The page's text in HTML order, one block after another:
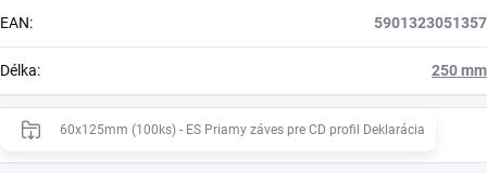
EAN: 5901323051357
Délka: 250 mm
60x125mm (100ks) - ES Priamy záves pre CD profil Deklarácia